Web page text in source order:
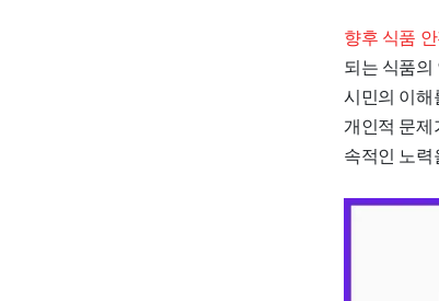
향후 식품
되는 식품
시민의 이해
개인적 문
속적인 노